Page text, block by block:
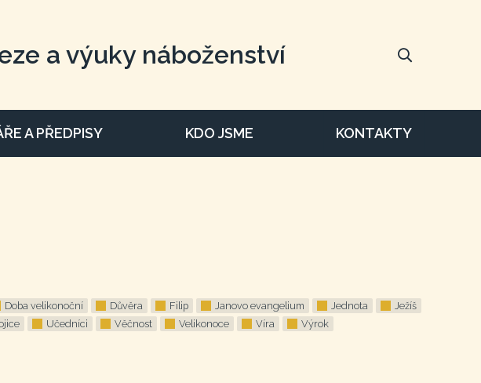
a výuky náboženství
A PŘEDPISY KDO JSME KONTAKTY
Doba velikonoční Důvěra Filip Janovo evangelium Jednota
Ježíš
Učedníci Věčnost Velikonoce Víra Výrok